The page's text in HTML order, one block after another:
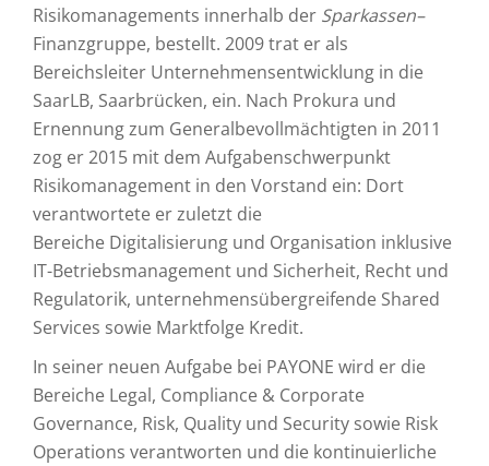
Risikomanagements innerhalb der Sparkassen–
Finanzgruppe, bestellt. 2009 trat er als
Bereichsleiter Unternehmensentwicklung in die
SaarLB, Saarbrücken, ein. Nach Prokura und
Ernennung zum Generalbevollmächtigten in 2011
zog er 2015 mit dem Aufgabenschwerpunkt
Risikomanagement in den Vorstand ein: Dort
verantwortete er zuletzt die
Bereiche Digitalisierung und Organisation inklusive
IT-Betriebsmanagement und Sicherheit, Recht und
Regulatorik, unternehmensübergreifende Shared
Services sowie Marktfolge Kredit.
In seiner neuen Aufgabe bei PAYONE wird er die
Bereiche Legal, Compliance & Corporate
Governance, Risk, Quality und Security sowie Risk
Operations verantworten und die kontinuierliche